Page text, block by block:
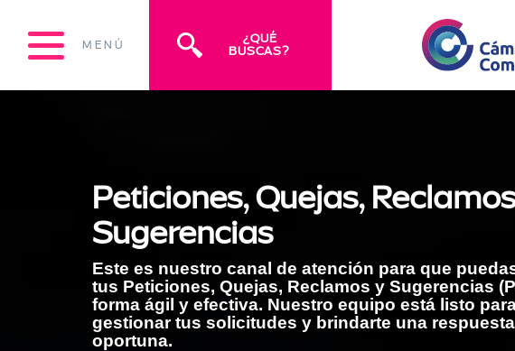
MENÚ
¿QUÉ
BUSCAS?
Peticiones, Quejas,
Sugerencias
Este es nuestro canal de atención para que
tus Peticiones, Quejas, Reclamos y Sugerencias
forma ágil y efectiva. Nuestro equipo está listo
gestionar tus solicitudes y brindarte una
oportuna.